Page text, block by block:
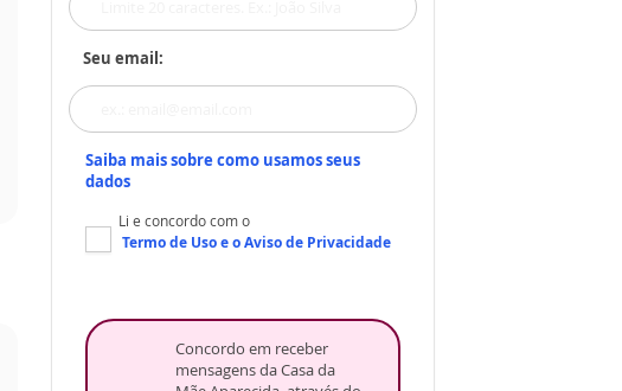
Seu email:
Saiba mais sobre como usamos seus
dados
Li e concordo com o
Termo de Usoe oAviso de Privacidade
Concordo em receber
mensagens da Casa da